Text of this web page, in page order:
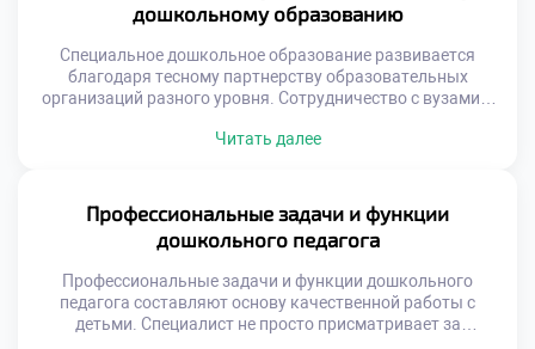
дошкольному образованию
Специальное дошкольное образование развивается
благодаря тесному партнерству образовательных
организаций разного уровня. Сотрудничество с вузами и
программ и методик. Такое взаимодействие повышает
научным разработкам партнеров. Система сетевого
взаимодействия охватывает все этапы
профессионального становления. Высшие учебные
заведения делятся академическими знаниями и […]
Читать далее
Профессиональные задачи и функции
дошкольного педагога
Профессиональные задачи и функции дошкольного
педагога составляют основу качественной работы с
детьми. Специалист не просто присматривает за